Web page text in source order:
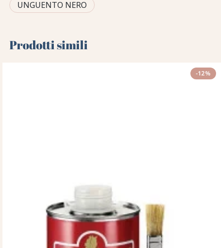
UNGUENTO NERO
Prodotti simili
-12%